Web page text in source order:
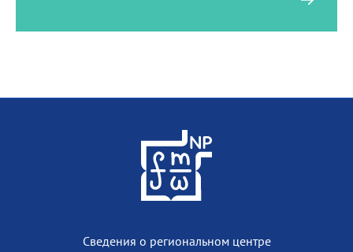
Сведения о региональном центре